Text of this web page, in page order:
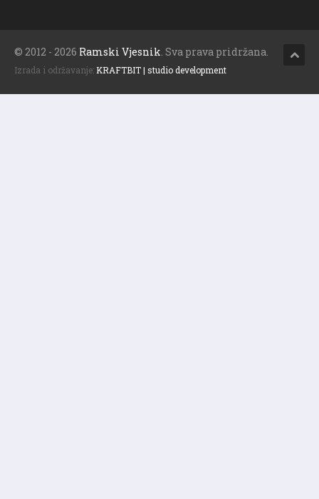
© 2012 - 2026 Ramski Vjesnik . Sva prava pridržana.
Izrada i održavanje: KRAFTBIT | studio development